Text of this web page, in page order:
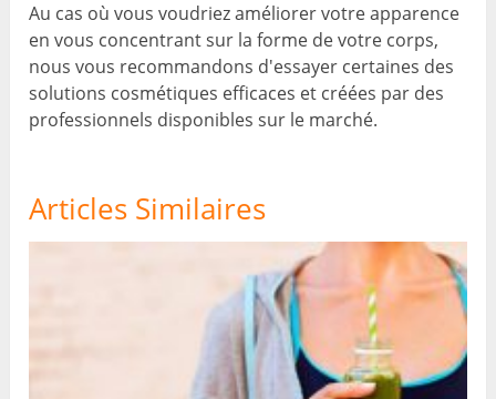
Au cas où vous voudriez améliorer votre apparence
en vous concentrant sur la forme de votre corps,
nous vous recommandons d'essayer certaines des
solutions cosmétiques efficaces et créées par des
professionnels disponibles sur le marché.
Articles Similaires